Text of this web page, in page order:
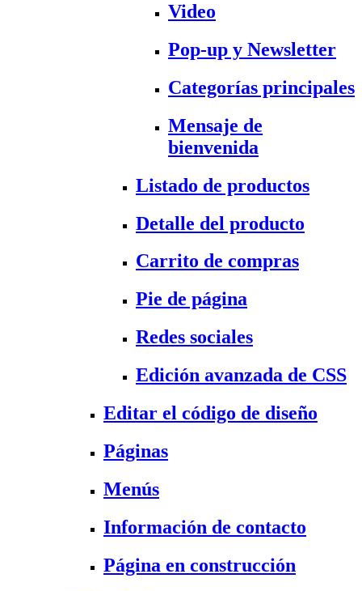
Video
Pop-up y Newsletter
Categorías principales
Mensaje de
bienvenida
Listado de productos
Detalle del producto
Carrito de compras
Pie de página
Redes sociales
Edición avanzada de CSS
Editar el código de diseño
Páginas
Menús
Información de contacto
Página en construcción